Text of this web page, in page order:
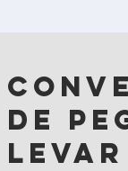
de
levar